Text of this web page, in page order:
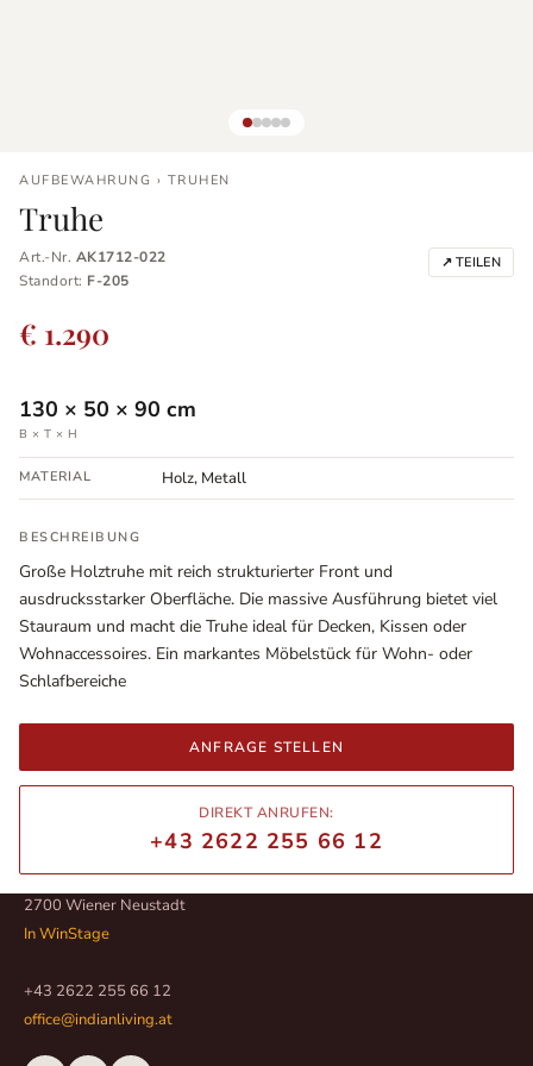
AUFBEWAHRUNG › TRUHEN
Truhe
Art.-Nr. AK1712-022
Standort: F-205
↗ TEILEN
€ 1.290
130 × 50 × 90 cm
B × T × H
MATERIAL Holz, Metall
BESCHREIBUNG
Große Holztruhe mit reich strukturierter Front und
ausdrucksstarker Oberfläche. Die massive Ausführung bietet viel
Stauraum und macht die Truhe ideal für Decken, Kissen oder
Wohnaccessoires. Ein markantes Möbelstück für Wohn- oder
Schlafbereiche
ANFRAGE STELLEN
DIREKT ANRUFEN:
+43 2622 255 66 12
Ausstellungsräume
Wiener Straße – Werkstraße 111
2700 Wiener Neustadt
In WinStage
+43 2622 255 66 12
office@indianliving.at